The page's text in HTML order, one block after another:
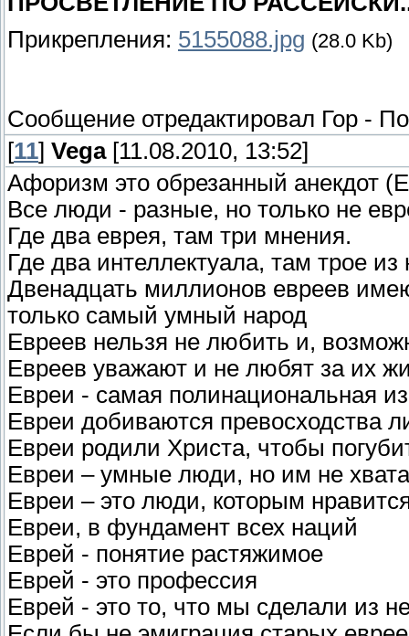
Прикрепления: 5155088.jpg (28.0 Kb)
Сообщение отредактировал Гор -
[11] Vega[11.08.2010, 13:52]
Афоризм это обрезанный анекдот
Все люди - разные, но только не
Где два еврея, там три мнения.
Где два интеллектуала, там трое из
Двенадцать миллионов евреев
только самый умный народ
Евреев нельзя не любить и,
Евреев уважают и не любят за их
Евреи - самая полинациональная
Евреи добиваются превосходства
Евреи родили Христа, чтобы
Евреи – умные люди, но им не
Евреи – это люди, которым
Евреи, в фундамент всех наций
Еврей - понятие растяжимое
Еврей - это профессия
Еврей - это то, что мы сделали из